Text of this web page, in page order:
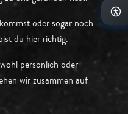
oder sogar noch
du hier richtig.
persönlich oder
wir zusammen auf